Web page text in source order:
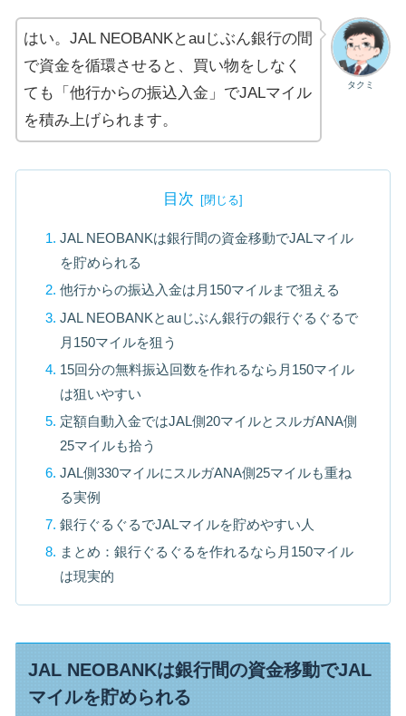
タクミ
はい。JAL NEOBANKとauじぶん銀行の間
で資金を循環させると、買い物をしなく
ても「他行からの振込入金」でJALマイル
を積み上げられます。
目次
JAL NEOBANKは銀行間の資金移動でJALマイル
を貯められる
他行からの振込入金は月150マイルまで狙える
JAL NEOBANKとauじぶん銀行の銀行ぐるぐるで
月150マイルを狙う
15回分の無料振込回数を作れるなら月150マイル
は狙いやすい
定額自動入金ではJAL側20マイルとスルガANA側
25マイルも拾う
JAL側330マイルにスルガANA側25マイルも重ね
る実例
銀行ぐるぐるでJALマイルを貯めやすい人
まとめ：銀行ぐるぐるを作れるなら月150マイル
は現実的
JAL NEOBANKは銀行間の資金移動でJAL
マイルを貯められる